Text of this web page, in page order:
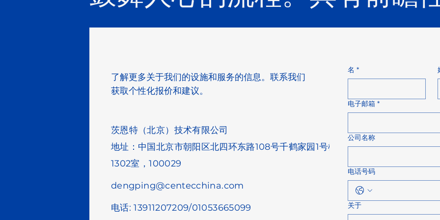
了解更多关于我们的设施和服务的信息。联系我们
获取个性化报价和建议。
茨恩特（北京）技术有限公司
地址：中国北京市朝阳区北四环东路108号千鹤家园1号楼
1302室，100029
dengping@centecchina.com
电话: 13911207209/01053665099
名 *
电子邮箱 *
公司名称
电话号码
关于